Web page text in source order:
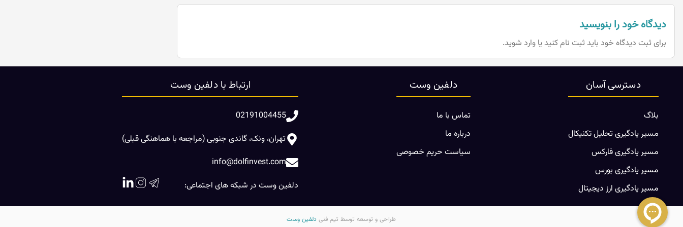
دیدگاه خود را بنویسید
برای ثبت دیدگاه خود باید ثبت نام کنید یا وارد شوید.
دسترسی آسان
بلاگ
مسیر یادگیری تحلیل تکنیکال
مسیر یادگیری فارکس
مسیر یادگیری بورس
مسیر یادگیری ارز دیجیتال
دلفین وست
تماس با ما
درباره ما
سیاست حریم خصوصی
ارتباط با دلفین وست
02191004455
تهران، ونک، گاندی جنوبی (مراجعه با هماهنگی قبلی)
info@dolfinvest.com
دلفین وست در شبکه های اجتماعی:
طراحی و توسعه توسط تیم فنی دلفین وست